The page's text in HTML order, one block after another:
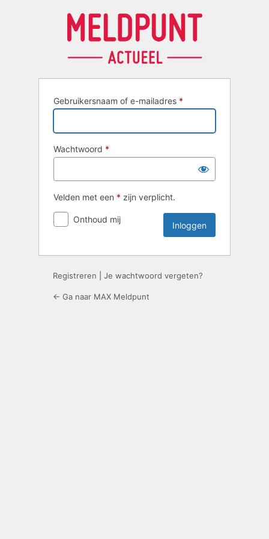
Gebruikersnaam of e-mailadres *
Wachtwoord *
Velden met een * zijn verplicht.
Onthoud mij
Registreren Je wachtwoord vergeten?
← Ga naar MAX Meldpunt